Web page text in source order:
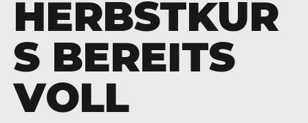
HERBSTKUR
S BEREITS
VOLL